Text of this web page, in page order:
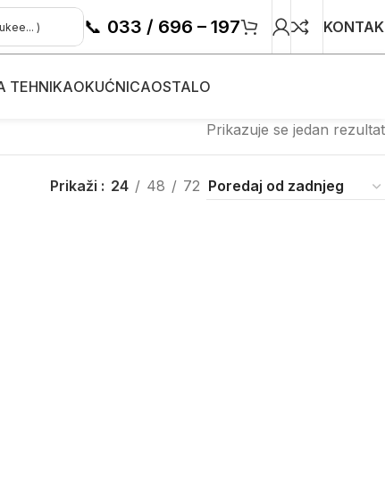
📞 033 / 696 – 197
TEHNIKAOKUĆNICAOSTALO
Prikazuje se jedan rezultat
Prikaži 24 48 72